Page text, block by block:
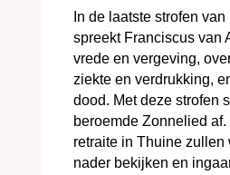
In de laatste strofen
spreekt Franciscus van
vrede en vergeving,
ziekte en verdrukking,
dood. Met deze strofen
beroemde Zonnelied
retraite in Thuine zullen
nader bekijken en